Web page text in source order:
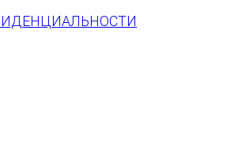
space13gallery